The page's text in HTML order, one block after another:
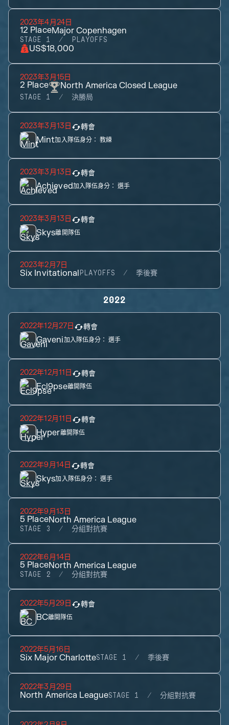
2023年4月24日
12 PlaceMajor Copenhagen
STAGE 1 PLAYOFFS
US$18,000
2023年3月15日
2 Place North America Closed League
STAGE 1 決勝局
2023年3月13日 轉會
Mint加入隊伍身分： 教練
2023年3月13日 轉會
Achieved加入隊伍身分： 選手
2023年3月13日 轉會
Skys離開隊伍
2023年2月7日
Six InvitationalPLAYOFFS 季後賽
2022
2022年12月27日 轉會
Gaveni加入隊伍身分： 選手
2022年12月11日 轉會
Ecl9pse離開隊伍
2022年12月11日 轉會
Hyper離開隊伍
2022年9月14日 轉會
Skys加入隊伍身分： 選手
2022年9月13日
5 PlaceNorth America League
STAGE 3 分組對抗賽
2022年6月14日
5 PlaceNorth America League
STAGE 2 分組對抗賽
2022年5月29日 轉會
BC離開隊伍
2022年5月16日
Six Major CharlotteSTAGE 1 季後賽
2022年3月29日
North America LeagueSTAGE 1 分組對抗賽